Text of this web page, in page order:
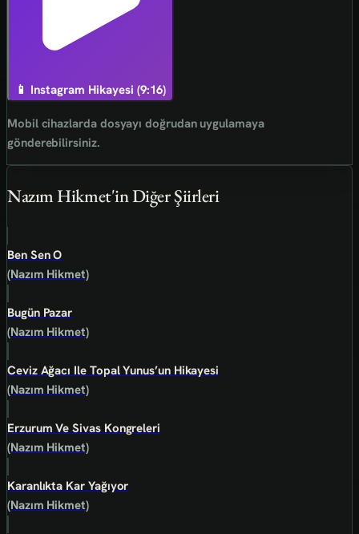
📱 Instagram Hikayesi (9:16)
Mobil cihazlarda dosyayı doğrudan uygulamaya
gönderebilirsiniz.
Nazım Hikmet'in Diğer Şiirleri
Ben Sen O
(Nazım Hikmet)
Bugün Pazar
(Nazım Hikmet)
Ceviz Ağacı Ile Topal Yunus’un Hikayesi
(Nazım Hikmet)
Erzurum Ve Sivas Kongreleri
(Nazım Hikmet)
Karanlıkta Kar Yağıyor
(Nazım Hikmet)